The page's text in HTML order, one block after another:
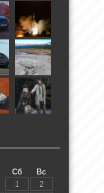
Сб
Вс
1
2